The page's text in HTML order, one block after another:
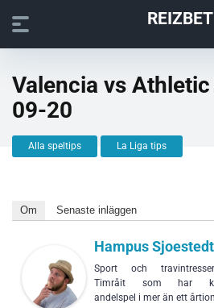
REIZBET
Valencia vs
09-20
Alla speltips La Liga tips
Om Senaste inläggen
Hampus Sjoestedt
Sport och
Timråit som har
andelspel i mer än ett